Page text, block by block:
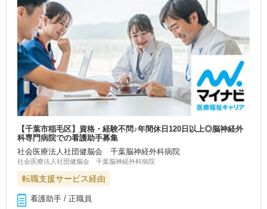
【千葉市稲毛区】資格・経験不問♪年間休日120日以上◎脳神経外
科専門病院での看護助手募集
社会医療法人社団健脳会 千葉脳神経外科病院
社会医療法人社団健脳会 千葉脳神経外科病院
転職支援サービス経由
看護助手 / 正職員